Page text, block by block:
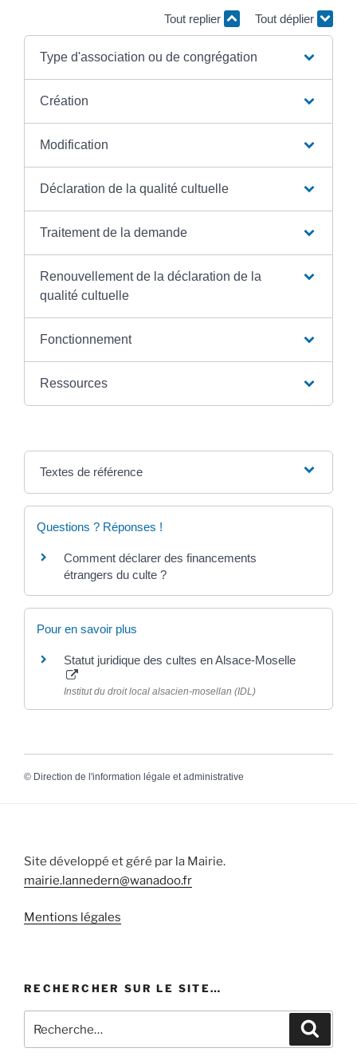
Tout replier Tout déplier
Type d'association ou de congrégation
Création
Modification
Déclaration de la qualité cultuelle
Traitement de la demande
Renouvellement de la déclaration de la
qualité cultuelle
Fonctionnement
Ressources
Textes de référence
Questions ? Réponses !
Comment déclarer des financements
étrangers du culte ?
Pour en savoir plus
Statut juridique des cultes en Alsace-Moselle
Institut du droit local alsacien-mosellan (IDL)
© Direction de l'information légale et administrative
Site développé et géré par la Mairie.
mairie.lannedern@wanadoo.fr
Mentions légales
RECHERCHER SUR LE SITE…
pour